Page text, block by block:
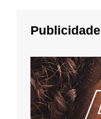
Publicidade